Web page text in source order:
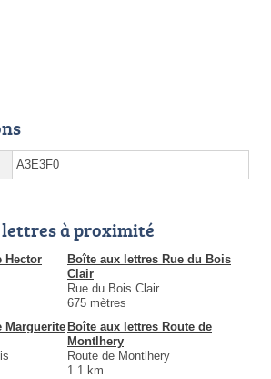
A3E3F0
à proximité
Hector
Boîte aux lettres Rue du Bois
Clair
Rue du Bois Clair
675 mètres
Marguerite Boîte aux lettres Route de
Montlhery
Route de Montlhery
1.1 km